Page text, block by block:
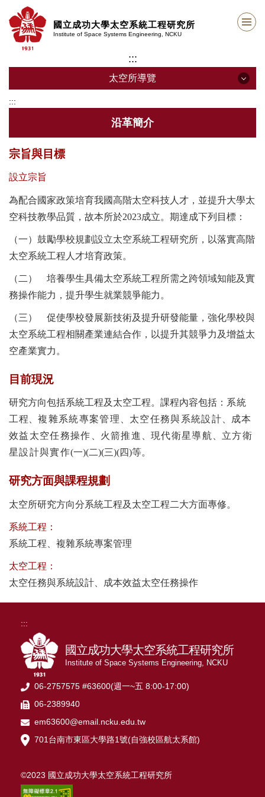
到
主
國立成功大學太空系統工程研究所
Institute of Space Systems Engineering, NCKU
:::
太空所導覽
教學設備
:::
沿革簡介
宗旨與目標
設立宗旨
為配合國家政策培育我國高階太空科技人才，並提升大學太
空科技教學品質，故本所於2023成立。期達成下列目標：
（一）鼓勵學校規劃設立太空系統工程研究所，以落實高階
太空系統工程人才培育政策。
（二） 培養學生具備太空系統工程所需之跨領域知能及實
務操作能力，提升學生就業競爭能力。
（三） 促使學校發展新技術及提升研發能量，強化學校與
太空系統工程相關產業連結合作，以提升其競爭力及增益太
空產業實力。
目前現況
研究方向包括系統工程及太空工程。課程內容包括 ： 系統
工程、複雜系統專案管理 太空任務與系統設計
成本
效益太空任務操作
火箭推進 、現代衛星導航
立方衛
星設計與實作(一)(二)(三)(四)等。
研究方面與課程規劃
太空所研究方向分系統工程及太空工程二大方面專修。
系統工程：
系統工程 、複雜系統專案管理
太空工程：
太空任務與系統設計
成本效益太空任務操作
:::
國立成功大學太空系統工程研究所
Institute of Space Systems Engineering, NCKU
06-2757575 #63600(週一~五 8:00-17:00)
06-2389940
em63600@email.ncku.edu.tw
701台南市東區大學路1號(自強校區航太系館)
©2023 國立成功大學太空系統工程研究所